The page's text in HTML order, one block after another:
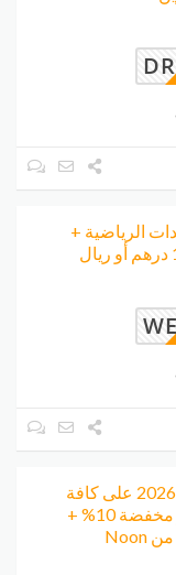
المعدات الرياضية +
كوبون نون مصر الحصري 2026 على كافة
المنتجات المخفضة والغير مخفضة 10% +